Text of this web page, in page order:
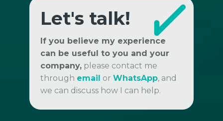
Let's talk!
If you believe my experience
can be useful to you and your
company, please contact me
through email or WhatsApp, and
we can discuss how I can help.